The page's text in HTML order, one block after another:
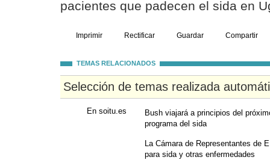
pacientes que padecen el sida en
Imprimir Rectificar Guardar Compartir
TEMAS RELACIONADOS
Selección de temas realizada
En soitu.es
Bush viajará a principios del
programa del sida
La Cámara de Representantes de
para sida y otras enfermedades